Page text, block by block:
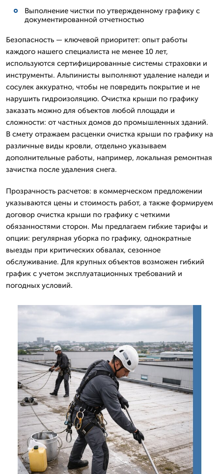
Выполнение чистки по утвержденному графику с
документированной отчетностью
Безопасность — ключевой приоритет: опыт работы
каждого нашего специалиста не менее 10 лет,
используются сертифицированные системы страховки и
инструменты. Альпинисты выполняют удаление наледи и
сосулек аккуратно, чтобы не повредить покрытие и не
нарушить гидроизоляцию. Очистка крыши по графику
заказать можно для объектов любой площади и
сложности: от частных домов до промышленных зданий.
В смету отражаем расценки очистка крыши по графику на
различные виды кровли, отдельно указываем
дополнительные работы, например, локальная ремонтная
зачистка после удаления снега.
Прозрачность расчетов: в коммерческом предложении
указываются цены и стоимость работ, а также формируем
договор очистка крыши по графику с четкими
обязанностями сторон. Мы предлагаем гибкие тарифы и
опции: регулярная уборка по графику, однократные
выезды при критических обвалах, сезонное
обслуживание. Для крупных объектов возможен гибкий
график с учетом эксплуатационных требований и
погодных условий.